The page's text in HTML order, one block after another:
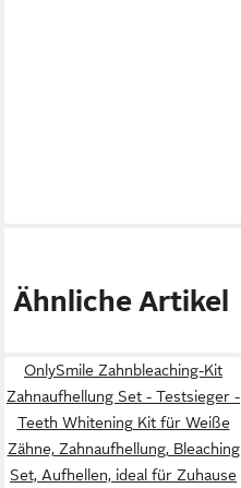
Ähnliche Artikel
OnlySmile Zahnbleaching-Kit
Zahnaufhellung Set - Testsieger -
Teeth Whitening Kit für Weiße
Zähne, Zahnaufhellung, Bleaching
Set, Aufhellen, ideal für Zuhause